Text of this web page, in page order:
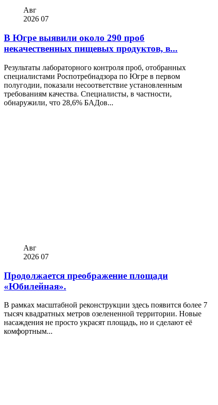
Авг
2026 07
В Югре выявили около 290 проб
некачественных пищевых продуктов, в...
Результаты лабораторного контроля проб, отобранных
специалистами Роспотребнадзора по Югре в первом
полугодии, показали несоответствие установленным
требованиям качества. Специалисты, в частности,
обнаружили, что 28,6% БАДов...
Авг
2026 07
Продолжается преображение площади
«Юбилейная».
В рамках масштабной реконструкции здесь появится более 7
тысяч квадратных метров озелененной территории. Новые
насаждения не просто украсят площадь, но и сделают её
комфортным...